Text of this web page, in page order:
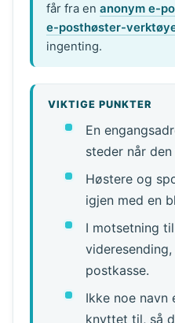
får fra enanonym e-
e-posthøster-
ingenting.
VIKTIGE PUNKTER
En
steder når
Høstere og
igjen med en
I motsetning
postkasse.
Ikke noe navn
knyttet til, så